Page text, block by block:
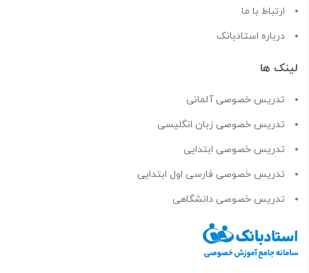
ارتباط با ما
درباره استادبانک
لینک ها
تدریس خصوصی آلمانی
تدریس خصوصی زبان انگلیسی
تدریس خصوصی ابتدایی
تدریس خصوصی فارسی اول ابتدایی
تدریس خصوصی دانشگاهی